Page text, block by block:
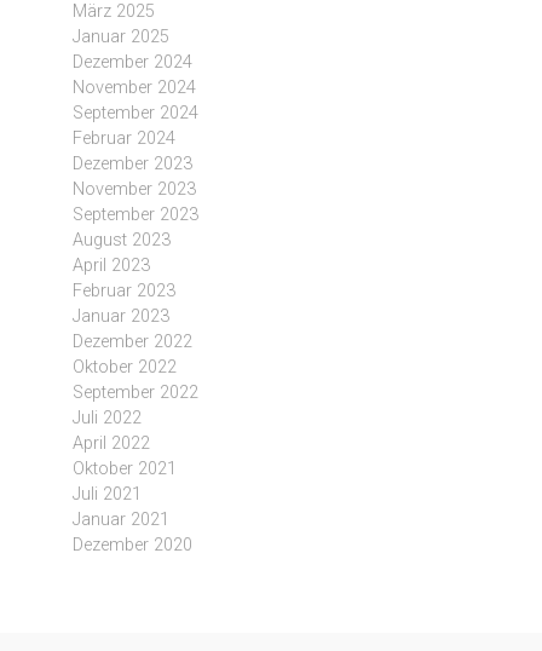
März 2025
Januar 2025
Dezember 2024
November 2024
September 2024
Februar 2024
Dezember 2023
November 2023
September 2023
August 2023
April 2023
Februar 2023
Januar 2023
Dezember 2022
Oktober 2022
September 2022
Juli 2022
April 2022
Oktober 2021
Juli 2021
Januar 2021
Dezember 2020